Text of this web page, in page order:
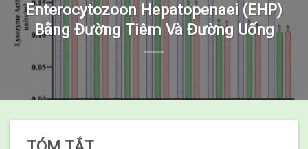
Enterocytozoon Hepatopenaei (EHP)
Bằng Đường Tiêm Và Đường Uống